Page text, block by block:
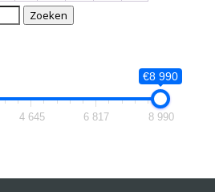
Zoeken
€8 990
4 645 6 817 8 990